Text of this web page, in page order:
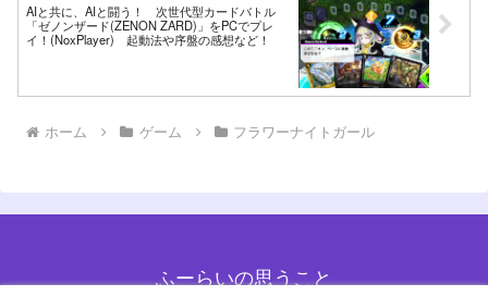
AIと共に、AIと闘う！ 次世代型カードバトル
「ゼノンザード(ZENON ZARD)」をPCでプレ
イ！(NoxPlayer) 起動法や序盤の感想など！
ホーム ゲーム フラワーナイトガール
ふーらいの思うこと